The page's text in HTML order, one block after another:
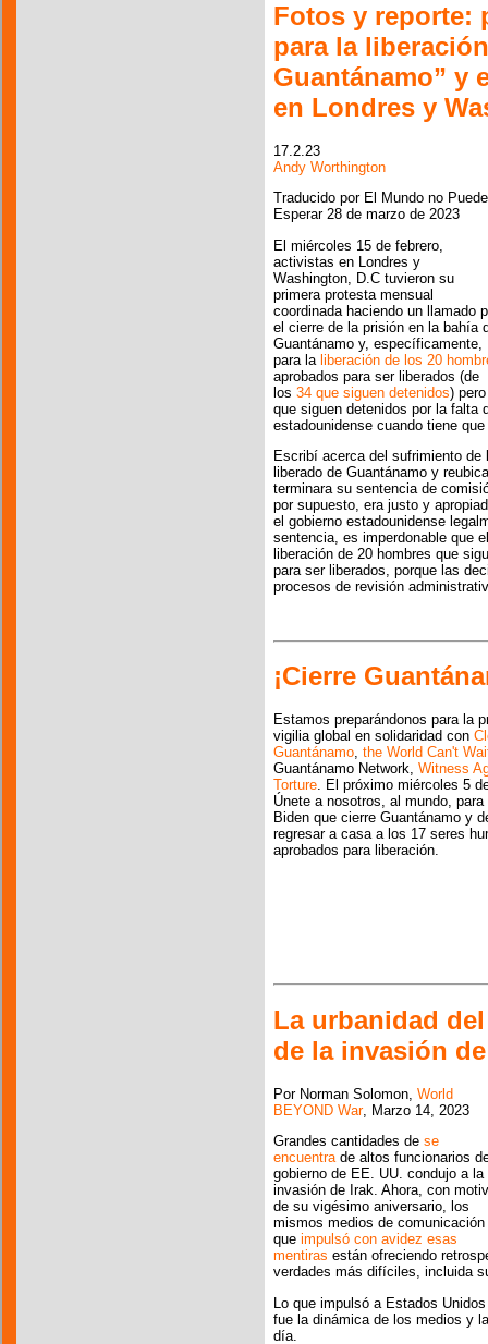
Fotos y reporte:
para la
Guantánamo” y
en Londres y
17.2.23
Andy Worthington
Traducido por El Mundo no Puede
Esperar 28 de marzo de 2023
El miércoles 15 de febrero,
activistas en Londres y
Washington, D.C tuvieron su
primera protesta mensual
coordinada haciendo un llamado
el cierre de la prisión en la bahía
Guantánamo y, específicamente,
para la liberación de los 20
aprobados para ser liberados (de
los 34 que siguen detenidos) pero
que siguen detenidos por la falta
estadounidense cuando tiene
Escribí acerca del sufrimiento
liberado de Guantánamo y
terminara su sentencia de
por supuesto, era justo y
el gobierno estadounidense
sentencia, es imperdonable que
liberación de 20 hombres que
para ser liberados, porque las
procesos de revisión
¡Cierre
Estamos preparándonos para la
vigilia global en solidaridad con
Guantánamo, the World Can't
Guantánamo Network, Witness
Torture. El próximo miércoles 5
Únete a nosotros, al mundo, para
Biden que cierre Guantánamo y
regresar a casa a los 17 seres
aprobados para liberación.
La urbanidad
de la invasión
Por Norman Solomon, World
BEYOND War, Marzo 14, 2023
Grandes cantidades de se
encuentrade altos funcionarios
gobierno de EE. UU. condujo a la
invasión de Irak. Ahora, con
de su vigésimo aniversario, los
mismos medios de comunicación
que impulsó con avidez esas
mentiras están ofreciendo
verdades más difíciles, incluida
Lo que impulsó a Estados
fue la dinámica de los medios y
día.